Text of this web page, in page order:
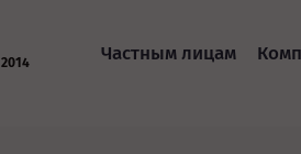
Частным лицам